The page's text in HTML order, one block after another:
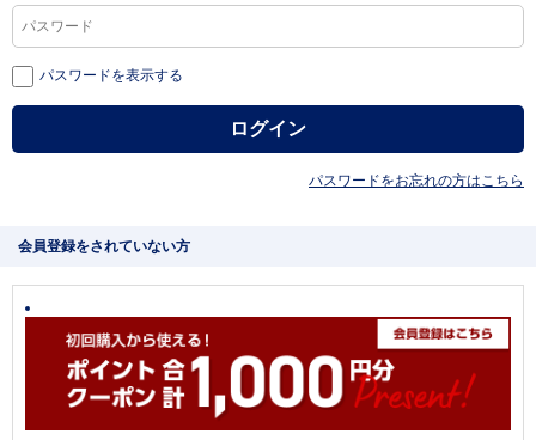
パスワードを表示する
パスワードをお忘れの方はこちら
会員登録をされていない方